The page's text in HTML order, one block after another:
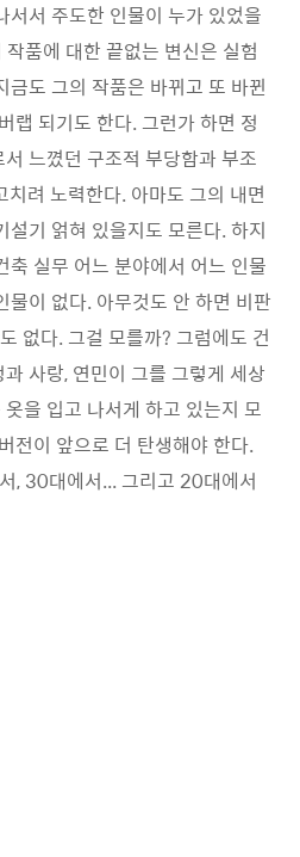
서서 주도한 인물이 누가 있었을
품에 대한 끝없는 변신은 실험
금도 그의 작품은 바뀌고 또 바뀐
랩 되기도 한다. 그런가 하면 정
느꼈던 구조적 부당함과 부조
려 노력한다. 아마도 그의 내면
설기 얽혀 있을지도 모른다. 하지
축 실무 어느 분야에서 어느 인물
이 없다. 아무것도 안 하면 비판
없다. 그걸 모를까? 그럼에도 건
사랑, 연민이 그를 그렇게 세상
을 입고 나서게 하고 있는지 모
전이 앞으로 더 탄생해야 한다.
, 30대에서... 그리고 20대에서